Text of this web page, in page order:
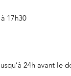
17h30
24h avant le